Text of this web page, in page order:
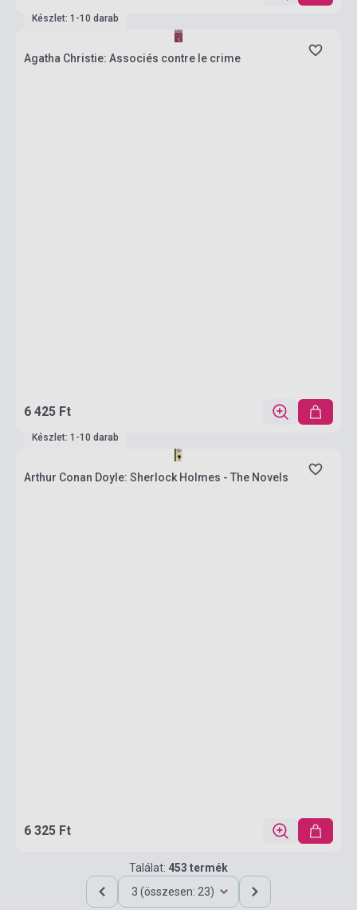
Készlet: 1-10 darab
Agatha Christie: Associés contre le crime
6 425 Ft
Készlet: 1-10 darab
Arthur Conan Doyle: Sherlock Holmes - The Novels
6 325 Ft
Találat: 453 termék
3 (összesen: 23)